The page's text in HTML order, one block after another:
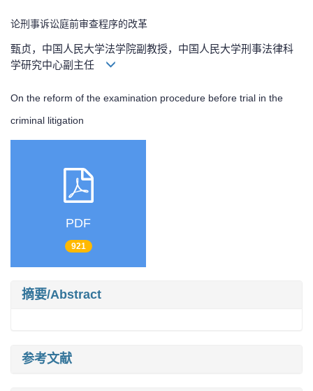
论刑事诉讼庭前审查程序的改革
甄贞，中国人民大学法学院副教授，中国人民大学刑事法律科
学研究中心副主任
On the reform of the examination procedure before trial in the
criminal litigation
PDF
921
摘要/Abstract
参考文献